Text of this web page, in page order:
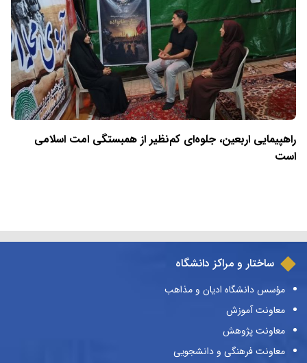
راهپیمایی اربعین، جلوه‌ای کم‌نظیر از همبستگی امت اسلامی
است
ساختار و مراکز دانشگاه
مؤسس دانشگاه ادیان و مذاهب
معاونت آموزش
معاونت پژوهش
معاونت فرهنگی و دانشجویی